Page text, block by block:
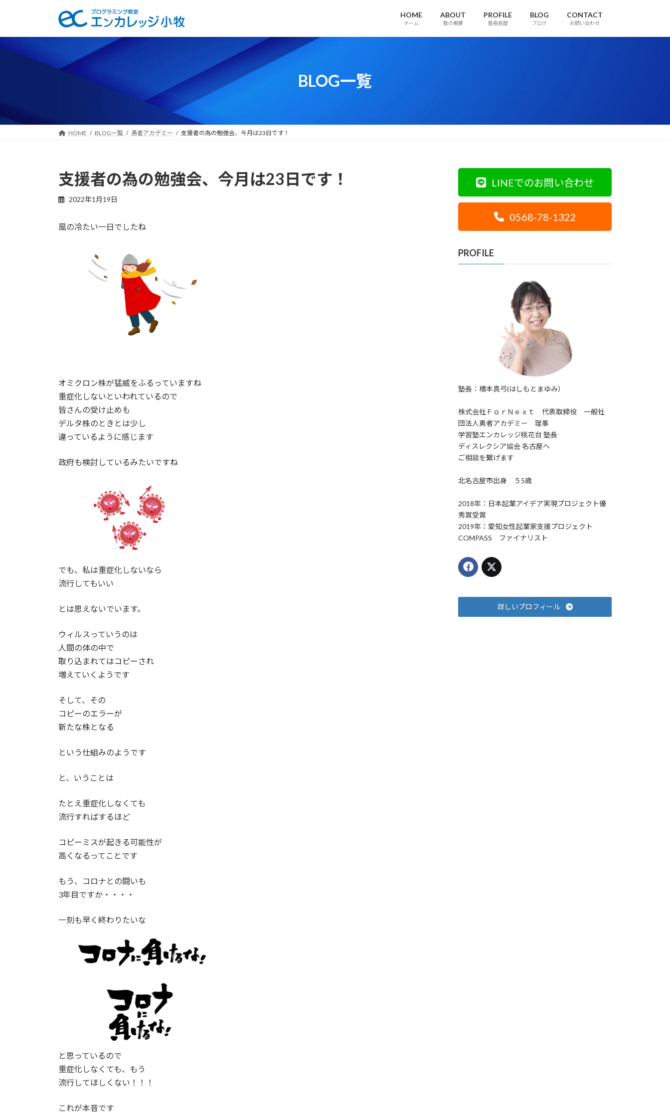
プ
動
HOME
ホーム
ABOUT
塾の概要
PROFILE
塾長経歴
BLOG
ブログ
CONTACT
お問い合わせ
BLOG一覧
HOME BLOG一覧 勇者アカデミー 支援者の為の勉強会、今月は23日です！
支援者の為の勉強会、今月は23日です！
2022年1月19日
風の冷たい一日でしたね
オミクロン株が猛威をふるっていますね
重症化しないといわれているので
皆さんの受け止めも
デルタ株のときとは少し
違っているように感じます
政府も検討しているみたいですね
でも、私は重症化しないなら
流行してもいい
とは思えないでいます。
ウィルスっていうのは
人間の体の中で
取り込まれてはコピーされ
増えていくようです
そして、その
コピーのエラーが
新たな株となる
という仕組みのようです
と、いうことは
たとえ重症化しなくても
流行すればするほど
コピーミスが起きる可能性が
高くなるってことです
もう、コロナとの闘いも
3年目ですか・・・・
一刻も早く終わりたいな
と思っているので
重症化しなくても、もう
流行してほしくない！！！
これが本音です
LINEでのお問い合わせ
0568-78-1322
PROFILE
塾長：橋本真弓(はしもとまゆみ）
株式会社ＦｏｒＮｅｘｔ 代表取締役 一般社
団法人勇者アカデミー 理事
学習塾エンカレッジ桃花台 塾長
ディスレクシア協会 名古屋へ
ご相談を繋げます
北名古屋市出身 ５5歳
2018年：日本起業アイデア実現プロジェクト優
秀賞受賞
2019年：愛知女性起業家支援プロジェクト
COMPASS ファイナリスト
詳しいプロフィール